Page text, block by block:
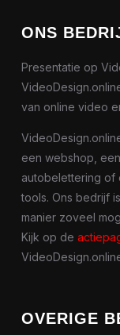
ONS
Presentatie op
van online video
een webshop,
autobelettering of
tools. Ons bedrijf
manier zoveel
Kijk op de
OVERIGE